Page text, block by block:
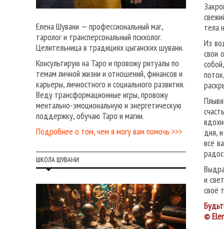
тела
Из
свои
дня,
всё
и
своё
©
Елена Шувани — профессиональный маг,
таролог и трансперсональный психолог.
Целительница в традициях цыганских шувани.
Консультирую на Таро и провожу ритуалы по
темам личной жизни и отношений, финансов и
карьеры, личностного и социального развития.
Веду трансформационные игры, провожу
ментально-эмоциональную и энергетическую
поддержку, обучаю Таро и магии.
Подробнее о том, чем я могу вам помочь >>>
ШКОЛА ШУВАНИ